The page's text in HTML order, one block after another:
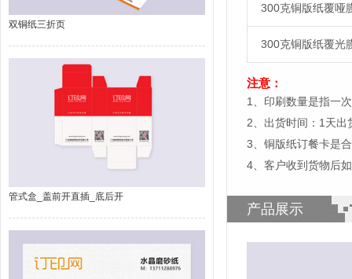
双铜纸三折页
管式盒_盖前开直插_底后开
300克铜版纸覆哑
300克铜版纸覆光
注意：
1、印刷数量是指一
2、出货时间：1天出
3、铜版纸订餐卡是
4、客户收到货物后
产品展示